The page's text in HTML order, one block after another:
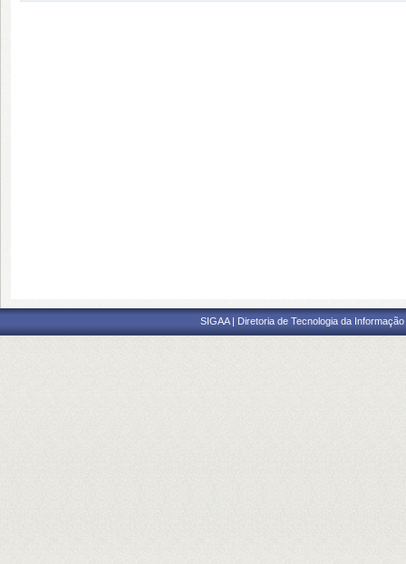
SIGAA | Diretoria de Tecnologia da